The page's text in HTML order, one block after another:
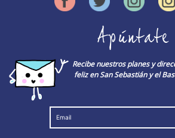
Apúntate
Recibe nuestros planes y
feliz en San Sebastián y el